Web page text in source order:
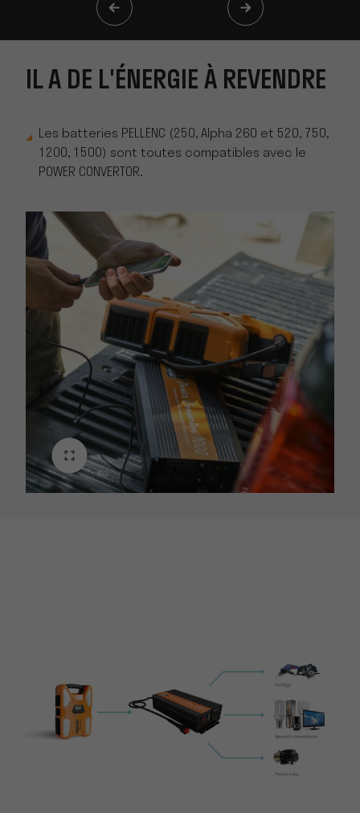
IL A DE L'ÉNERGIE À REVENDRE
Les batteries PELLENC (250, Alpha 260 et 520, 750,
1200, 1500) sont toutes compatibles avec le
POWER CONVERTOR.